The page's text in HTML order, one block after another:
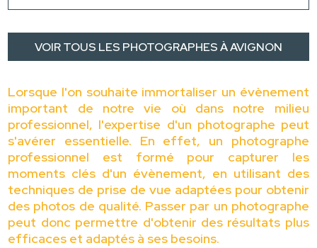
VOIR TOUS LES PHOTOGRAPHES À AVIGNON
Lorsque l'on souhaite immortaliser un évènement
important de notre vie où dans notre milieu
professionnel, l'expertise d'un photographe peut
s'avérer essentielle. En effet, un photographe
professionnel est formé pour capturer les
moments clés d'un évènement, en utilisant des
techniques de prise de vue adaptées pour obtenir
des photos de qualité. Passer par un photographe
peut donc permettre d'obtenir des résultats plus
efficaces et adaptés à ses besoins.